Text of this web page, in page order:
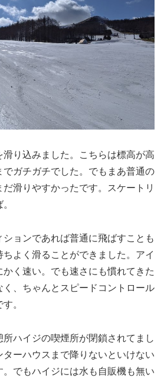
り込みました。こちらは標高が高
でガチガチでした。でもまあ普通の
滑りやすかったです。スケートリ
ションであれば普通に飛ばすことも
よく滑ることができました。アイ
かく速い。でも速さにも慣れてきた
、ちゃんとスピードコントロール
。
ハイジの喫煙所が閉鎖されてまし
ーハウスまで降りないといけない
でもハイジには水も自販機も無い